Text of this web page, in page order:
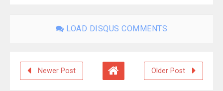
LOAD DISQUS COMMENTS
Newer Post Older Post